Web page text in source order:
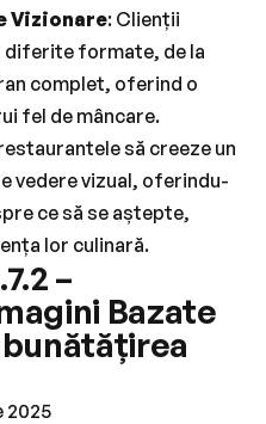
Vizionare: Clienții
diferite formate, de la
complet, oferind o
fel de mâncare.
să creeze un
vedere vizual, oferindu-
ce să se aștepte,
lor culinară.
–
Bazate
2025